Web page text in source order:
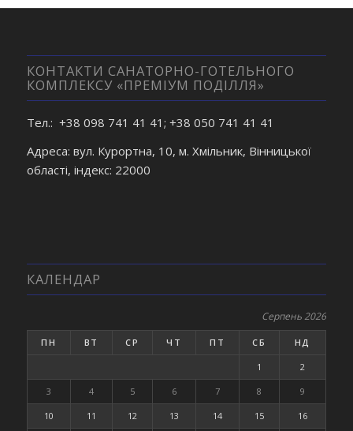
КОНТАКТИ САНАТОРНО-ГОТЕЛЬНОГО
КОМПЛЕКСУ «ПРЕМІУМ ПОДІЛЛЯ»
Тел.: +38 098 741 41 41; +38 050 741 41 41
Адреса: вул. Курортна, 10, м. Хмільник, Вінницької
області, індекс: 22000
КАЛЕНДАР
Серпень 2026
ПН ВТ СР ЧТ ПТ СБ НД
1 2
3 4 5 6 7 8 9
10 11 12 13 14 15 16